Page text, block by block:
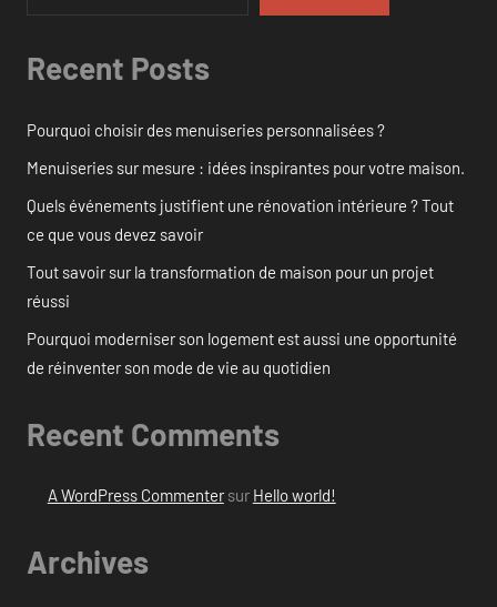
Recent Posts
Pourquoi choisir des menuiseries personnalisées ?
Menuiseries sur mesure : idées inspirantes pour votre maison.
Quels événements justifient une rénovation intérieure ? Tout
ce que vous devez savoir
Tout savoir sur la transformation de maison pour un projet
réussi
Pourquoi moderniser son logement est aussi une opportunité
de réinventer son mode de vie au quotidien
Recent Comments
A WordPress Commentersur Hello world!
Archives